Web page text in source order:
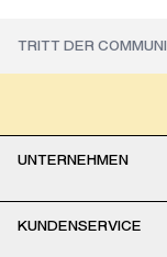
UNTERNEHMEN
KUNDENSERVICE